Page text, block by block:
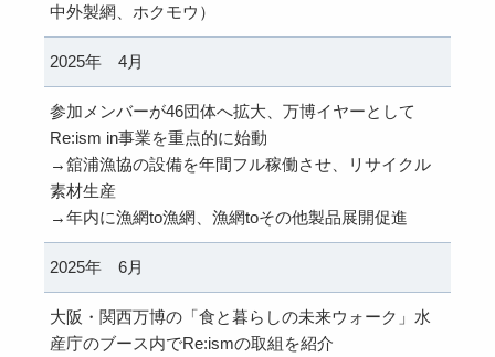
中外製網、ホクモウ）
2025年 4月
参加メンバーが46団体へ拡大、万博イヤーとして
Re:ism in事業を重点的に始動
→舘浦漁協の設備を年間フル稼働させ、リサイクル
素材生産
→年内に漁網to漁網、漁網toその他製品展開促進
2025年 6月
大阪・関西万博の「食と暮らしの未来ウォーク」水
産庁のブース内でRe:ismの取組を紹介